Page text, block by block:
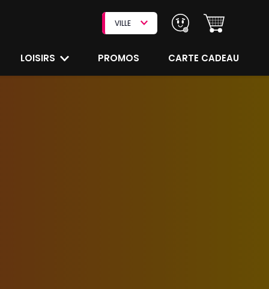
VILLE
LOISIRS PROMOS CARTE CADEAU